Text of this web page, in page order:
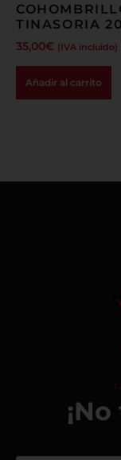
TINASORIA
35,00€ (IVA incluido)
Añadir al carrito